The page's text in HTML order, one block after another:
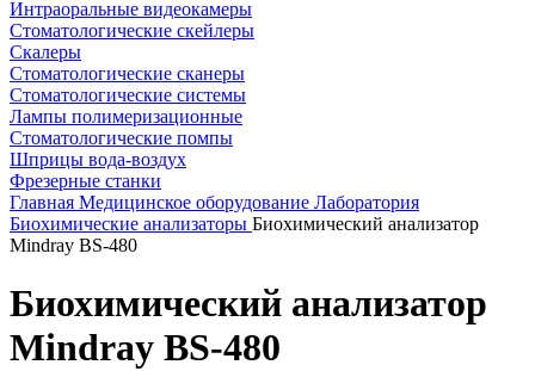
Интраоральные видеокамеры
Стоматологические скейлеры
Скалеры
Стоматологические сканеры
Стоматологические системы
Лампы полимеризационные
Стоматологические помпы
Шприцы вода-воздух
Фрезерные станки
Главная Медицинское оборудование Лаборатория
Биохимические анализаторы Биохимический анализатор
Mindray BS-480
Биохимический анализатор
Mindray BS-480